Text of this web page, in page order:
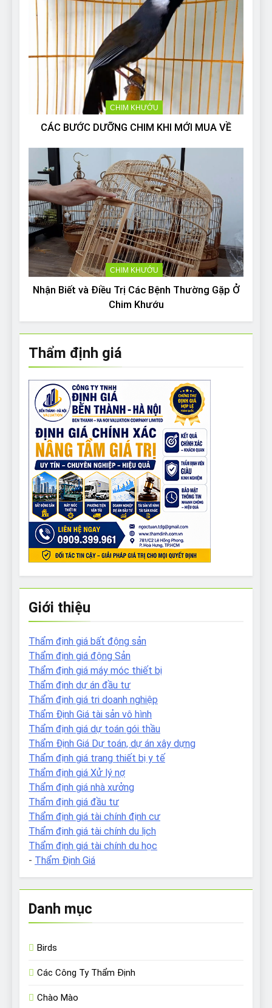
CHIM KHƯỚU
CÁC BƯỚC DƯỠNG CHIM KHI MỚI MUA VỀ
CHIM KHƯỚU
Nhận Biết và Điều Trị Các Bệnh Thường Gặp Ở
Chim Khướu
Thẩm định giá
Giới thiệu
Thẩm định giá bất động sản
Thẩm định giá động Sản
Thẩm định giá máy móc thiết bị
Thẩm định dự án đầu tư
Thẩm định giá tri doanh nghiệp
Thẩm Định Giá tài sản vô hình
Thẩm định giá dự toán gói thầu
Thẩm Định Giá Dự toán, dự án xây dựng
Thẩm định giá trang thiết bị y tế
Thẩm định giá Xử lý nợ
Thẩm định giá nhà xưởng
Thẩm định giá đầu tư
Thẩm định giá tài chính định cư
Thẩm định giá tài chính du lịch
Thẩm định giá tài chính du học
- Thẩm Định Giá
Danh mục
Birds
Các Công Ty Thẩm Định
Chào Mào